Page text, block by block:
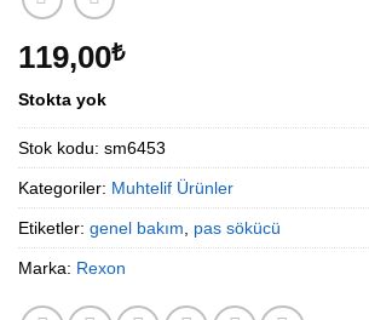
119,00₺
Stokta yok
Stok kodu: sm6453
Kategoriler: Muhtelif Ürünler
Etiketler: genel bakım, pas sökücü
Marka: Rexon